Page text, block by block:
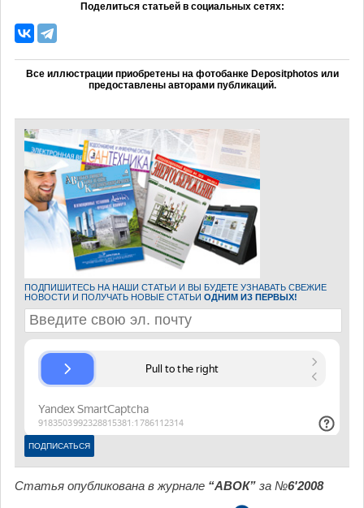
Поделиться статьей в социальных сетях:
Все иллюстрации приобретены на фотобанке Depositphotos или
предоставлены авторами публикаций.
ПОДПИШИТЕСЬ НА НАШИ СТАТЬИ И ВЫ БУДЕТЕ УЗНАВАТЬ СВЕЖИЕ
НОВОСТИ И ПОЛУЧАТЬ НОВЫЕ СТАТЬИ ОДНИМ ИЗ ПЕРВЫХ!
Статья опубликована в журнале “АВОК” за №6'2008